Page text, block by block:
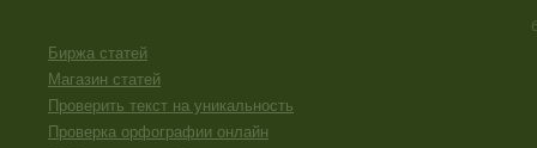
Биржа статей
Магазин статей
Проверить текст на уникальность
Проверка орфографии онлайн